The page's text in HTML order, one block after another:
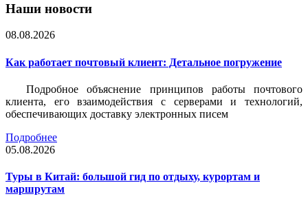
Наши новости
08.08.2026
Как работает почтовый клиент: Детальное погружение
Подробное объяснение принципов работы почтового
клиента, его взаимодействия с серверами и технологий,
обеспечивающих доставку электронных писем
Подробнее
05.08.2026
Туры в Китай: большой гид по отдыху, курортам и
маршрутам